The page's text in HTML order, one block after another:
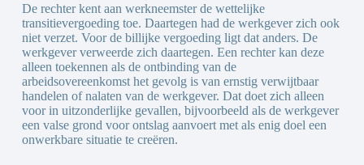
De rechter kent aan werkneemster de wettelijke
transitievergoeding toe. Daartegen had de werkgever zich ook
niet verzet. Voor de billijke vergoeding ligt dat anders. De
werkgever verweerde zich daartegen. Een rechter kan deze
alleen toekennen als de ontbinding van de
arbeidsovereenkomst het gevolg is van ernstig verwijtbaar
handelen of nalaten van de werkgever. Dat doet zich alleen
voor in uitzonderlijke gevallen, bijvoorbeeld als de werkgever
een valse grond voor ontslag aanvoert met als enig doel een
onwerkbare situatie te creëren.